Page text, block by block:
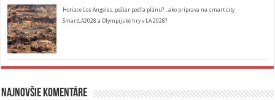
Horiace Los Angeles, požiar podľa plánu? ..ako príprava na smart city
SmartLA2028 a Olympijské hry v LA 2028?
Najnovšie komentáre